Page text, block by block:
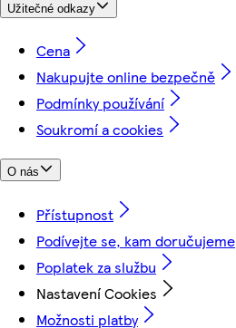
Užitečné odkazy
Cena
Nakupujte online bezpečně
Podmínky používání
Soukromí a cookies
O nás
Přístupnost
Podívejte se, kam doručujeme
Poplatek za službu
Nastavení Cookies
Možnosti platby